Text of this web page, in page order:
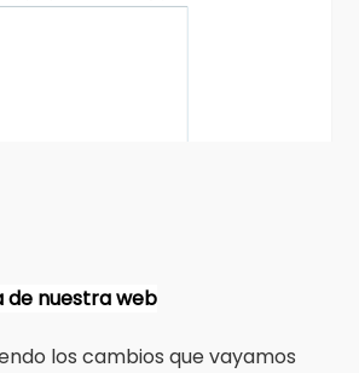
de nuestra web
los cambios que vayamos